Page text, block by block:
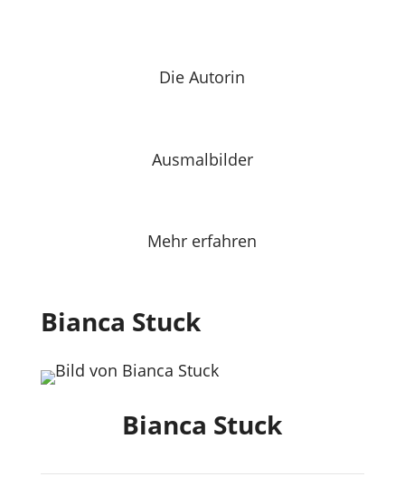
Die Autorin
Ausmalbilder
Mehr erfahren
Bianca Stuck
Bianca Stuck